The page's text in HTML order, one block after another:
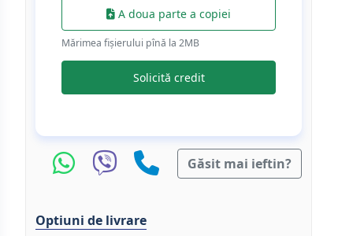
A doua parte a copiei
Mărimea fișierului pînă la 2МB
Solicită credit
Găsit mai ieftin?
Optiuni de livrare